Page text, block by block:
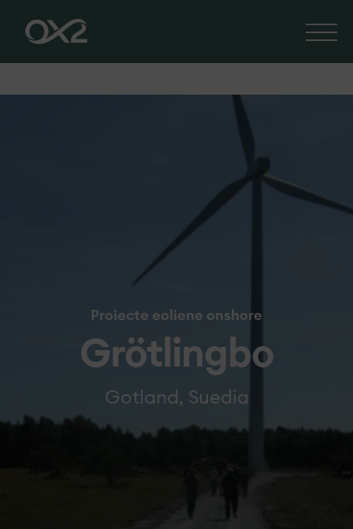
Proiecte eoliene onshore
Grötlingbo
Gotland, Suedia